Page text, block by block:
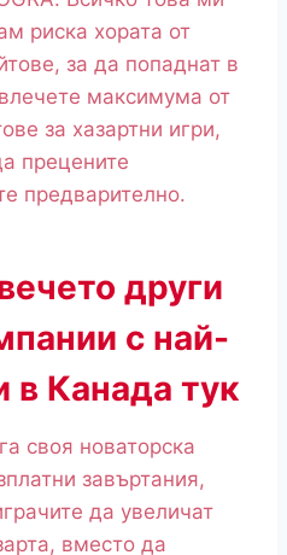
риска хората от
за да попаднат в
максимума от
за хазартни игри,
прецените
предварително.
други
с най-
в Канада тук
своя новаторска
завъртания,
да увеличат
вместо да